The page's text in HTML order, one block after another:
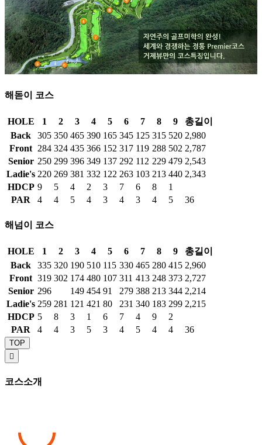
해돋이 코스
HOLE 1 2 3 4 5 6 7 8 9
총길이
Back
305 350 465 390 165 345 125 315 520 2,980
Front 284 324 435 366 152 317 119 288 502 2,787
Senior 250 299 396 349 137 292 112 229 479 2,543
Ladie's 220 269 381 332 122 263 103 213 440 2,343
HDCP 9 5 4 2 3 7 6 8
1
PAR
4 4 5 4 3 4 3 4 5 36
해넘이 코스
HOLE 1 2 3 4 5 6 7 8 9
총길이
Back
335 320 190 510 115 330 465 280 415 2,960
Front 319 302 174 480 107 311 413 248 373 2,727
Senior 296 149 454 91 279 388 213 344 2,214
Ladie's 259 281 121 421 80 231 340 183 299 2,215
HDCP 5 8 3 1 6 7 4 9
2
PAR
4 4 3 5 3 4 5 4 4 36
TOP

코스소개